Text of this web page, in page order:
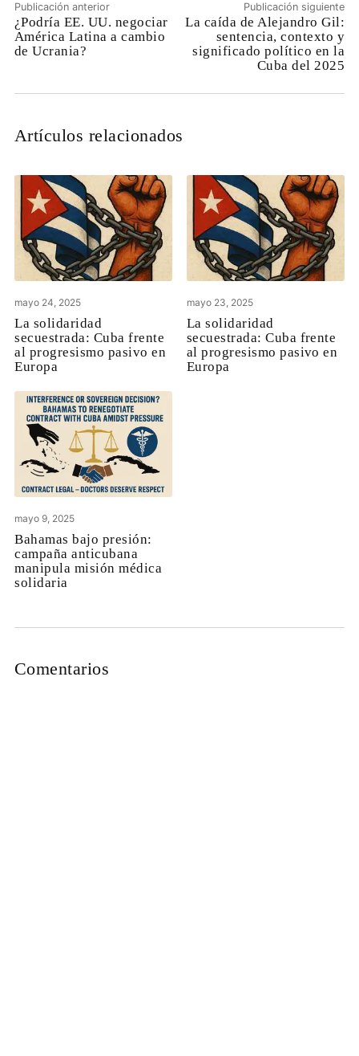
Publicación anterior
¿Podría EE. UU. negociar
América Latina a cambio
de Ucrania?
Publicación siguiente
La caída de Alejandro Gil:
sentencia, contexto y
significado político en la
Cuba del 2025
Artículos relacionados
mayo 24, 2025
La solidaridad
secuestrada: Cuba frente
al progresismo pasivo en
Europa
mayo 23, 2025
La solidaridad
secuestrada: Cuba frente
al progresismo pasivo en
Europa
mayo 9, 2025
Bahamas bajo presión:
campaña anticubana
manipula misión médica
solidaria
Comentarios